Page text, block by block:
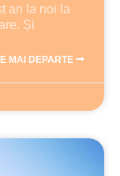
an la noi la
Și
MAI DEPARTE